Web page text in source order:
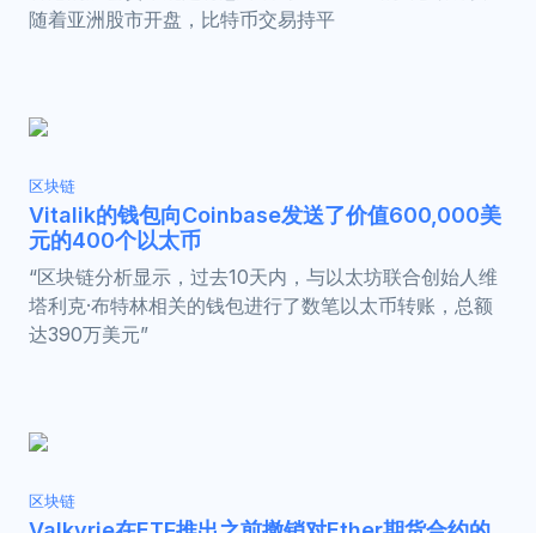
随着亚洲股市开盘，比特币交易持平
区块链
Vitalik的钱包向Coinbase发送了价值600,000美
元的400个以太币
“区块链分析显示，过去10天内，与以太坊联合创始人维
塔利克·布特林相关的钱包进行了数笔以太币转账，总额
达390万美元”
区块链